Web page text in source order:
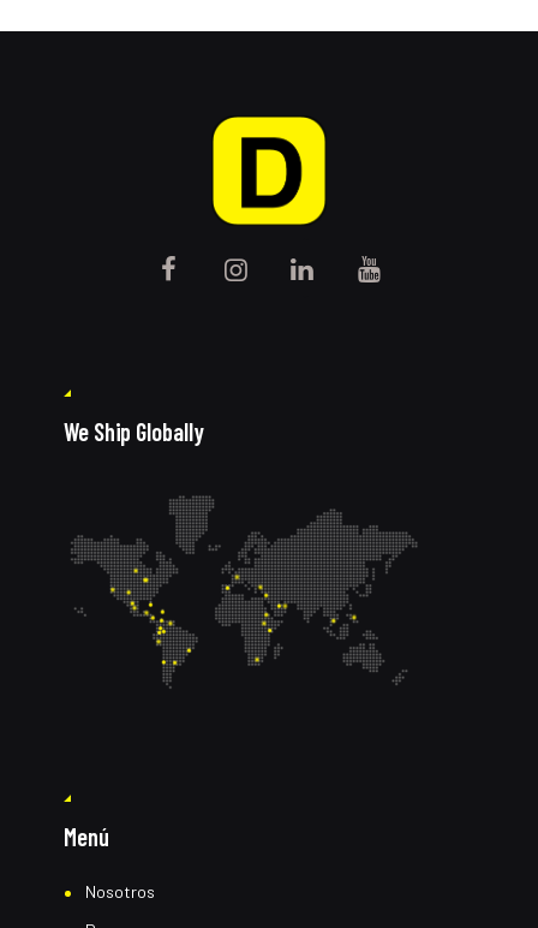
We Ship Globally
Menú
Nosotros